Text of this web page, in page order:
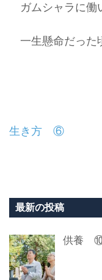
ガムシャラに働
一生懸命だった
投
ビ
ー
シ
生き方 ⑥
最新の投稿
供養